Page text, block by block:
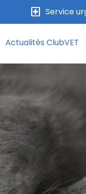
local_hospital Service
Actualités ClubVET